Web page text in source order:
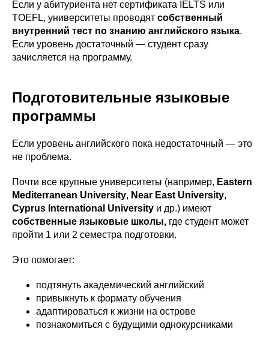
Если у абитуриента нет сертификата IELTS или
TOEFL, университеты проводят собственный
внутренний тест по знанию английского языка.
Если уровень достаточный — студент сразу
зачисляется на программу.
Подготовительные языковые
программы
Если уровень английского пока недостаточный — это
не проблема.
Почти все крупные университеты (например, Eastern
Mediterranean University, Near East University,
Cyprus International University и др.) имеют
собственные языковые школы, где студент может
пройти 1 или 2 семестра подготовки.
Это помогает:
подтянуть академический английский
привыкнуть к формату обучения
адаптироваться к жизни на острове
познакомиться с будущими однокурсниками